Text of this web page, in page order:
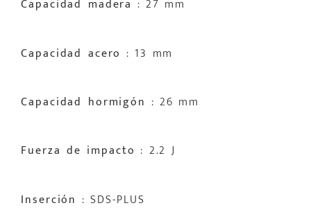
Capacidad madera : 27 mm
Capacidad acero : 13 mm
Capacidad hormigón : 26 mm
Fuerza de impacto : 2.2 J
Inserción : SDS-PLUS